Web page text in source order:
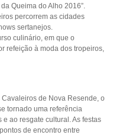
Queima do Alho 2016”.
percorrem as cidades
sertanejos.
culinário, em que o
refeição à moda dos tropeiros,
de Nova Resende, o
tornado uma referência
ao resgate cultural. As festas
de encontro entre